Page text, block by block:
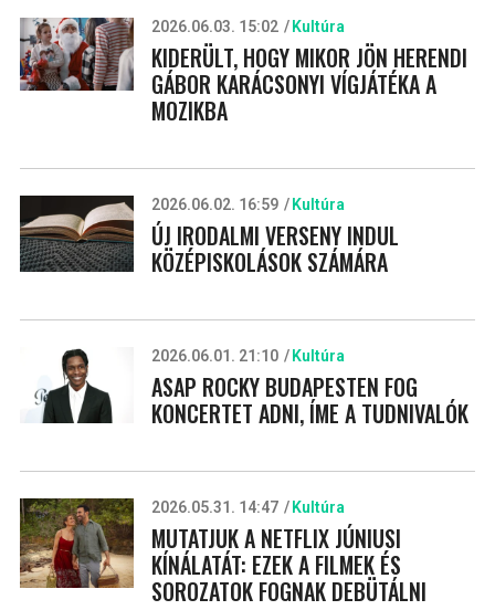
2026.06.03. 15:02 Kultúra
KIDERÜLT, HOGY MIKOR JÖN HERENDI
GÁBOR KARÁCSONYI VÍGJÁTÉKA A
MOZIKBA
2026.06.02. 16:59 Kultúra
ÚJ IRODALMI VERSENY INDUL
KÖZÉPISKOLÁSOK SZÁMÁRA
2026.06.01. 21:10 Kultúra
ASAP ROCKY BUDAPESTEN FOG
KONCERTET ADNI, ÍME A TUDNIVALÓK
2026.05.31. 14:47 Kultúra
MUTATJUK A NETFLIX JÚNIUSI
KÍNÁLATÁT: EZEK A FILMEK ÉS
SOROZATOK FOGNAK DEBÜTÁLNI